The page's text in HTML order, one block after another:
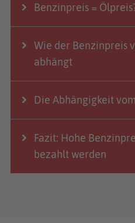
Benzinpreis =
Wie der Benzinpreis
abhängt
Die Abhängigkeit
Fazit: Hohe
bezahlt werden